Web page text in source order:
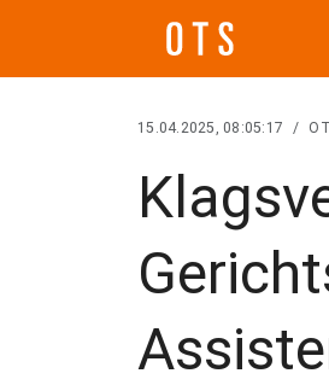
15.04.2025, 08:05:17 /